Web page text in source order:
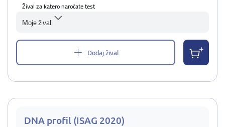
Žival za katero naročate test
Moje živali
Dodaj žival
DNA profil (ISAG 2020)